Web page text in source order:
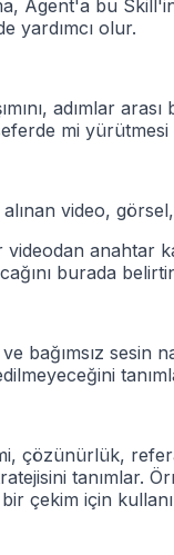
Agent'a bu
yardımcı olur.
adımlar
mi
video,
anahtar
burada
sesin
çözünürlük,
çekim için